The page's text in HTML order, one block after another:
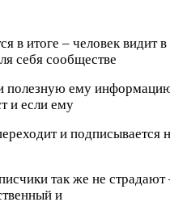
в итоге – человек видит в
себя сообществе
полезную ему
и если ему
и подписывается
так же не страдают
и